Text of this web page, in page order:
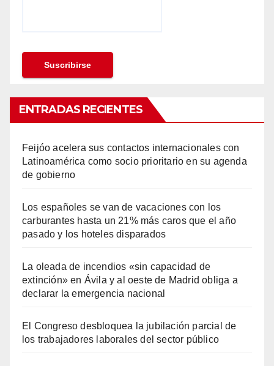
ENTRADAS RECIENTES
Feijóo acelera sus contactos internacionales con
Latinoamérica como socio prioritario en su agenda
de gobierno
Los españoles se van de vacaciones con los
carburantes hasta un 21% más caros que el año
pasado y los hoteles disparados
La oleada de incendios «sin capacidad de
extinción» en Ávila y al oeste de Madrid obliga a
declarar la emergencia nacional
El Congreso desbloquea la jubilación parcial de
los trabajadores laborales del sector público